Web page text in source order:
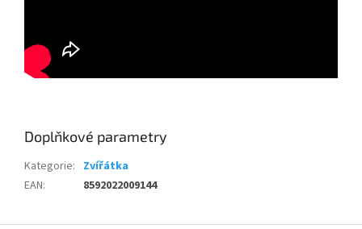
Doplňkové parametry
Kategorie: Zvířátka
EAN: 8592022009144